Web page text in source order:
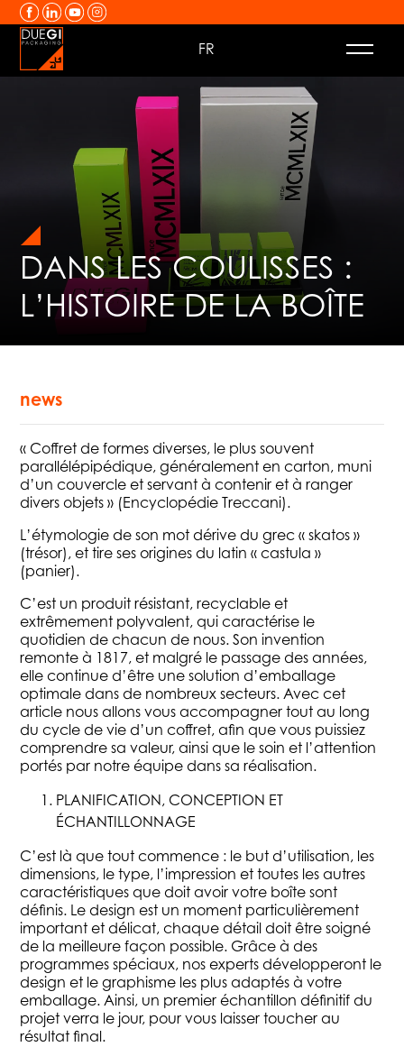
Passer au contenu
FR
DANS LES COULISSES :
L’HISTOIRE DE LA BOÎTE
news
« Coffret de formes diverses, le plus souvent
parallélépipédique, généralement en carton, muni
d’un couvercle et servant à contenir et à ranger
divers objets » (Encyclopédie Treccani).
L’étymologie de son mot dérive du grec « skatos »
(trésor), et tire ses origines du latin « castula »
(panier).
C’est un produit résistant, recyclable et
extrêmement polyvalent, qui caractérise le
quotidien de chacun de nous. Son invention
remonte à 1817, et malgré le passage des années,
elle continue d’être une solution d’emballage
optimale dans de nombreux secteurs. Avec cet
article nous allons vous accompagner tout au long
du cycle de vie d’un coffret, afin que vous puissiez
comprendre sa valeur, ainsi que le soin et l’attention
portés par notre équipe dans sa réalisation.
PLANIFICATION, CONCEPTION ET
ÉCHANTILLONNAGE
C’est là que tout commence : le but d’utilisation, les
dimensions, le type, l’impression et toutes les autres
caractéristiques que doit avoir votre boîte sont
définis. Le design est un moment particulièrement
important et délicat, chaque détail doit être soigné
de la meilleure façon possible. Grâce à des
programmes spéciaux, nos experts développeront le
design et le graphisme les plus adaptés à votre
emballage. Ainsi, un premier échantillon définitif du
projet verra le jour, pour vous laisser toucher au
résultat final.